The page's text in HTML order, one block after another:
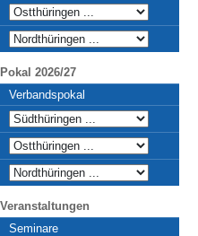
Pokal 2026/27
Verbandspokal
Veranstaltungen
Seminare